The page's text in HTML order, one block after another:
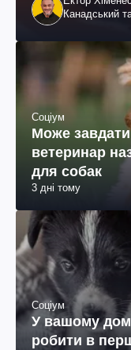
Канадський
Соціум
Може
ветеринар
для собак
3 дні тому
Соціум
У вашому
робити в